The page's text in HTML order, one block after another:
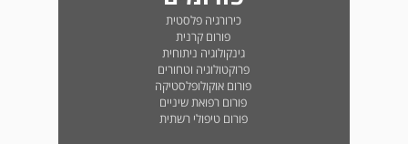
כירורגיה פלסטית
פורום קרנית
גינקולוגיה ניתוחית
פרוקטולוגיה וטחורים
פורום אוקולופלסטיקה
פורום רפואת שיניים
פורום טיפולי רשתית